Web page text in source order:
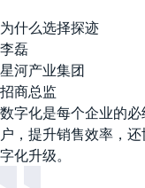
为什么选择探迹
李磊
星河产业集团
招商总监
数字化是每个企业的
户，提升销售效率，
字化升级。